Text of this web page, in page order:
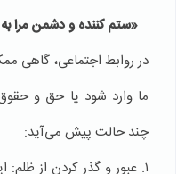
«ستم کننده ‌و‌ دشمن مرا
در روابط اجتماعی،
ما وارد شود یا حق و
چند حالت پیش می‌آید:
۱. عبور و گذر کردن از ظلم: